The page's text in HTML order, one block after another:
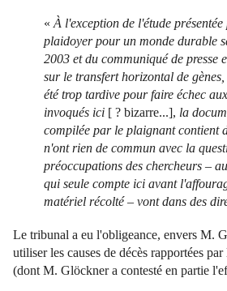
«À l'exception de l'étude
plaidoyer pour un monde durable
2003 et du communiqué de presse
sur le transfert horizontal de
été trop tardive pour faire échec
invoqués ici [ ? bizarre...], la
compilée par le plaignant contient
n'ont rien de commun avec la
préoccupations des chercheurs –
qui seule compte ici avant
matériel récolté – vont dans des
Le tribunal a eu l'obligeance, envers M.
utiliser les causes de décès rapportées
(dont M. Glöckner a contesté en partie